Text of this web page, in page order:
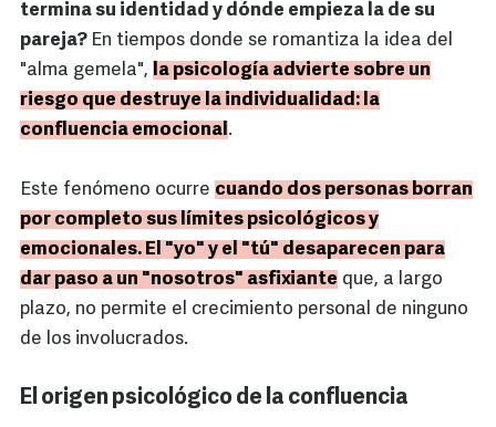
termina su identidad y dónde empieza la de su
pareja? En tiempos donde se romantiza la idea del
"alma gemela", la psicología advierte sobre un
riesgo que destruye la individualidad: la
confluencia emocional.
Este fenómeno ocurre cuando dos personas borran
por completo sus límites psicológicos y
emocionales. El "yo" y el "tú" desaparecen para
dar paso a un "nosotros" asfixiante que, a largo
plazo, no permite el crecimiento personal de ninguno
de los involucrados.
El origen psicológico de la confluencia